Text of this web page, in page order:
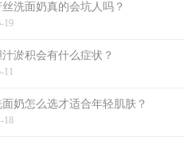
洗面奶真的会坑人吗？
19
淤积会有什么症状？
11
奶怎么选才适合年轻肌肤？
18